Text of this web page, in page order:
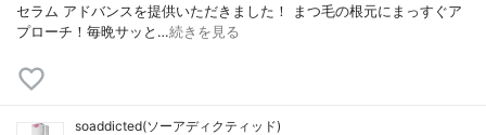
セラム アドバンスを提供いただきました！ まつ毛の根元にまっすぐア
プローチ！毎晩サッと…続きを見る
soaddicted(ソーアディクティッド)